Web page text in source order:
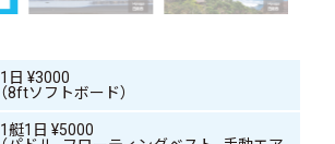
1日 ¥3000
（8ftソフトボード）
1艇1日 ¥5000